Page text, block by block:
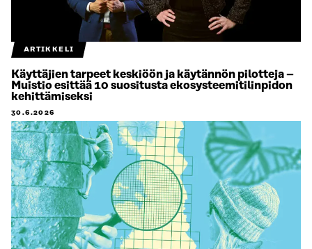
ARTIKKELI
Käyttäjien tarpeet keskiöön ja käytännön pilotteja –
Muistio esittää 10 suositusta ekosysteemitilinpidon
kehittämiseksi
30.6.2026